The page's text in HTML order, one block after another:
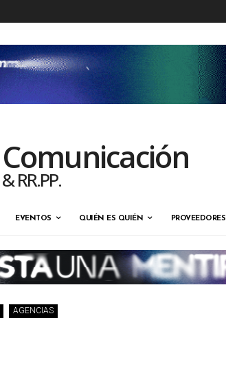
Comunicación
& RR.PP.
EVENTOS QUIÉN ES QUIÉN PROVEEDORES
AGENCIAS